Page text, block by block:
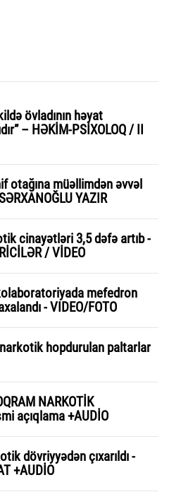
övladının həyat
– HƏKİM-PSİXOLOQ / II
otağına müəllimdən əvvəl
YAZIR
cinayətləri 3,5 dəfə artıb -
/ VİDEO
mefedron
- VIDEO/FOTO
hopdurulan paltarlar
NARKOTİK
açıqlama +AUDİO
dövriyyədən çıxarıldı -
+AUDİO